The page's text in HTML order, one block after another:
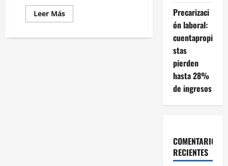
Leer MásLeer
más
Situación
Precarizaci
ón laboral:
cuentapropi
stas
pierden
hasta 28%
de ingresos
COMENTARIOS
RECIENTES